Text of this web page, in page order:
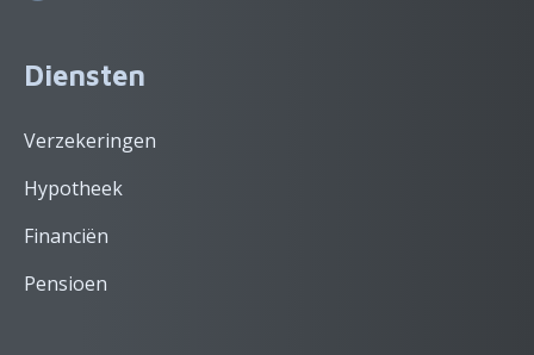
Diensten
Verzekeringen
Hypotheek
Financiën
Pensioen